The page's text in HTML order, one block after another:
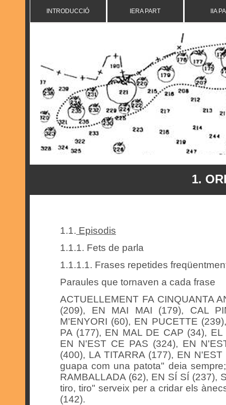
INTRODUCCIÓ IERA PART IIA
1.
1.1. Episodis
1.1.1. Fets de parla
1.1.1.1. Frases repetides
Paraules que tornaven a cada frase
ACTUELLEMENT FA CINQUANTA
(209), EN MAI MAI (179), CAL
M'ENYORI (60), EN PUCETTE
PA (177), EN MAL DE CAP (34),
EN N'EST CE PAS (324), EN
(400), LA TITARRA (177), EN
guapa com una patota" deia
RAMBALLADA (62), EN SÍ SÍ (237),
tiro, tiro" serveix per a cridar els
(142).